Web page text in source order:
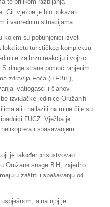
te prilikom razbijanja
Cilj vježbe je bio pokazati
i vanrednim situacijama.
kojem su pobunjenici izveli
lokalitetu turističkog kompleksa
za brzu reakciju i vojnici
druge strane pomoć ranjenim
zdravlja Foča (u FBiH),
vatrogasci i članovi
izviđačke jedinice Oružanih
ali i nailazili na mine čije su
FUCZ. Vježba je
i spašavanjem
je također prisustvovao
Oružane snage BiH, zajedno
u zaštiti i spašavanju od
a na njoj je